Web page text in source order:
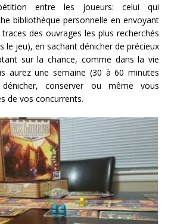
entre les joueurs: celui qui
bibliothèque personnelle en envoyant
des ouvrages les plus recherchés
le jeu), en sachant dénicher de précieux
sur la chance, comme dans la vie
aurez une semaine (30 à 60 minutes
conserver ou même vous
de vos concurrents.